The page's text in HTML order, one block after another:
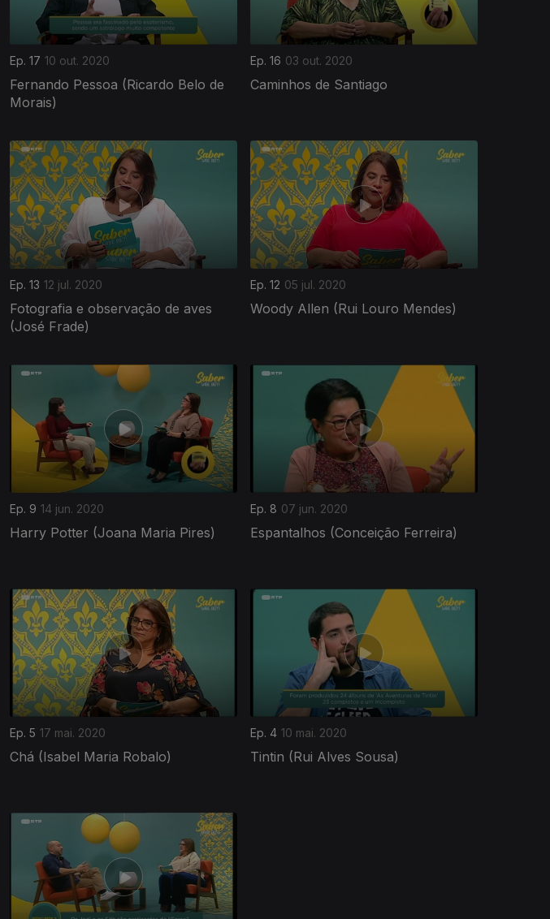
Ep. 17 10 out. 2020
Fernando Pessoa (Ricardo Belo de
Morais)
Ep. 16 03 out. 2020
Caminhos de Santiago
Ep. 13 12 jul. 2020
Fotografia e observação de aves
(José Frade)
Ep. 12 05 jul. 2020
Woody Allen (Rui Louro Mendes)
Ep. 9 14 jun. 2020
Harry Potter (Joana Maria Pires)
Ep. 8 07 jun. 2020
Espantalhos (Conceição Ferreira)
Ep. 5 17 mai. 2020
Chá (Isabel Maria Robalo)
Ep. 4 10 mai. 2020
Tintin (Rui Alves Sousa)